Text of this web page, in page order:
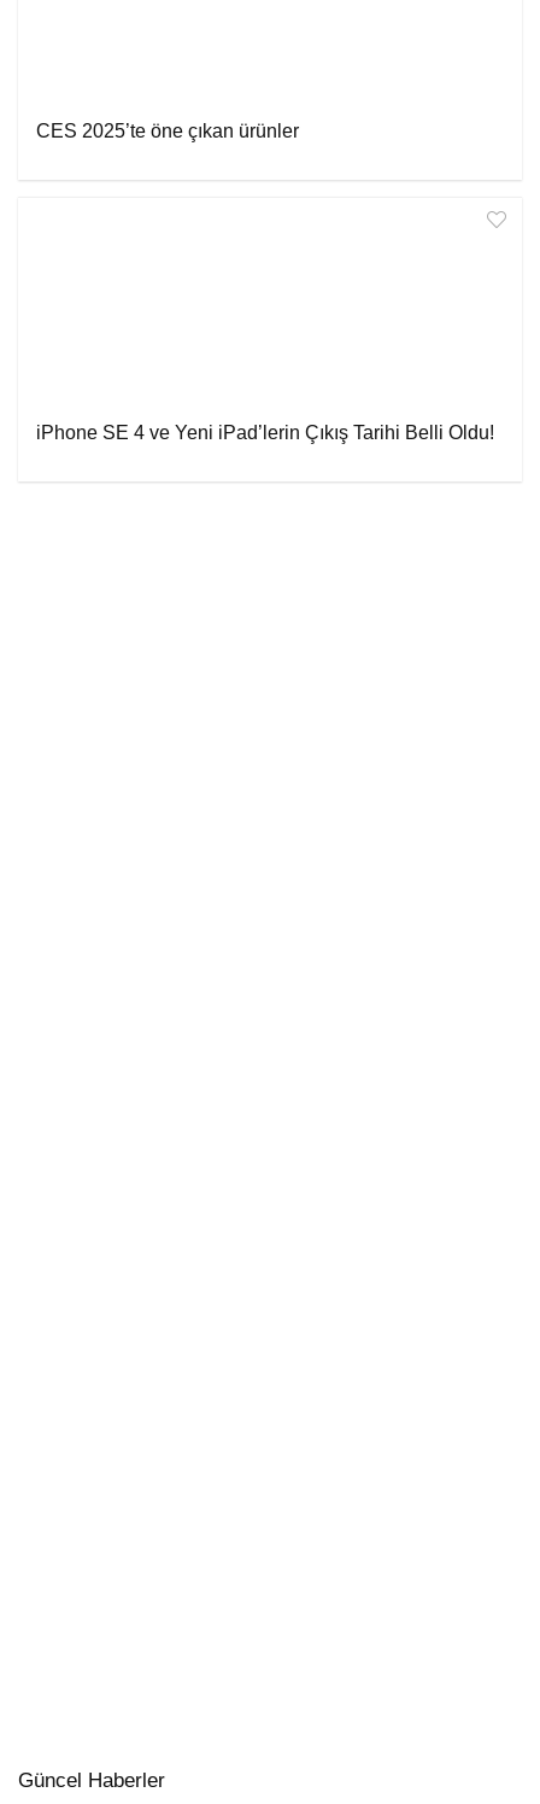
CES 2025’te öne çıkan ürünler
iPhone SE 4 ve Yeni iPad’lerin Çıkış Tarihi Belli Oldu!
Güncel Haberler